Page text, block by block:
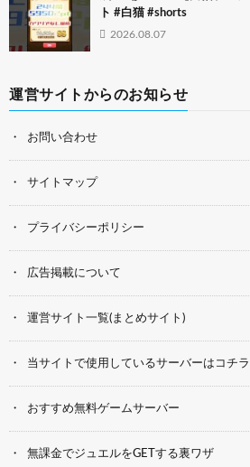
ト #白猫 #shorts
2026.08.07
運営サイトからのお知らせ
お問い合わせ
サイトマップ
プライバシーポリシー
広告掲載について
運営サイト一覧(まとめサイト)
当サイトで使用しているサーバーはコチラ
おすすめ無料ゲームサーバー
無課金でジュエルをGETする裏ワザ